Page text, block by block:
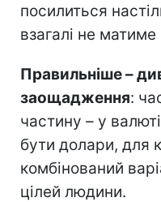
посилиться
взагалі не матиме
Правильніше –
заощадження:
частину – у
бути долари, для
комбінований
цілей людини.